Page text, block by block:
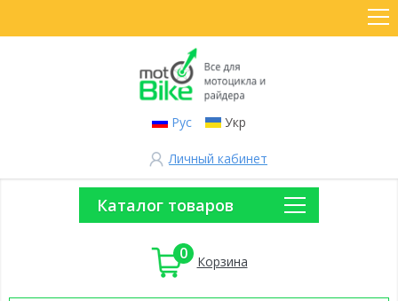
Рус Укр
Личный кабинет
Каталог товаров
0 Корзина